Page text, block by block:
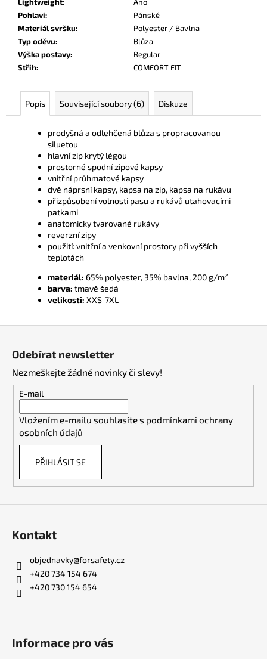
Pohlaví:
Pánské
Materiál svršku:
Polyester / Bavlna
Typ oděvu:
Blůza
Výška postavy:
Regular
Střih: COMFORT FIT
Popis Související soubory (6) Diskuze
prodyšná a odlehčená blůza s propracovanou
siluetou
hlavní zip krytý légou
prostorné spodní zipové kapsy
vnitřní průhmatové kapsy
dvě náprsní kapsy, kapsa na zip, kapsa na rukávu
přizpůsobení volnosti pasu a rukávů utahovacími
patkami
anatomicky tvarované rukávy
reverzní zipy
použití: vnitřní a venkovní prostory při vyšších
teplotách
materiál: 65% polyester, 35% bavlna, 200 g/m²
barva: tmavě šedá
velikosti: XXS-7XL
Odebírat newsletter
Nezmeškejte žádné novinky či slevy!
E-mail
Vložením e-mailu souhlasíte s podmínkami ochrany
osobních údajů
PŘIHLÁSIT SE
Kontakt
objednavky@forsafety.cz
+420 734 154 674
+420 730 154 654
Informace pro vás